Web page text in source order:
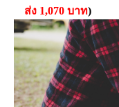
ส่ง 1,070 บาท)